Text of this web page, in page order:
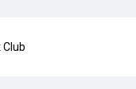
Club